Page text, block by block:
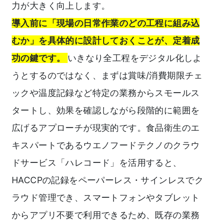
力が大きく向上します。
導入前に「現場の日常作業のどの工程に組み込
むか」を具体的に設計しておくことが、定着成
功の鍵です。 いきなり全工程をデジタル化しよ
うとするのではなく、まずは賞味/消費期限チェ
ックや温度記録など特定の業務からスモールス
タートし、効果を確認しながら段階的に範囲を
広げるアプローチが現実的です。食品衛生のエ
キスパートであるウエノフードテクノのクラウ
ドサービス「ハレコード」を活用すると、
HACCPの記録をペーパーレス・サインレスでク
ラウド管理でき、スマートフォンやタブレット
からアプリ不要で利用できるため、既存の業務